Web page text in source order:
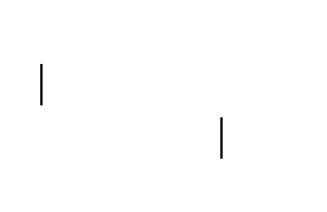
|
|